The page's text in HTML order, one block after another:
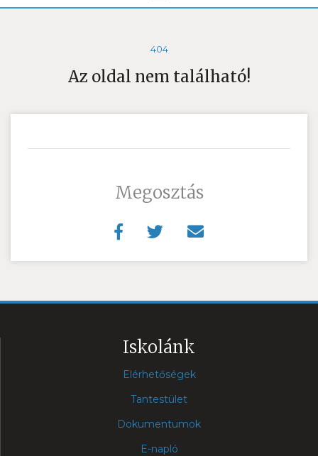
404
Az oldal nem található!
Megosztás
Iskolánk
Elérhetőségek
Tantestület
Dokumentumok
E-napló